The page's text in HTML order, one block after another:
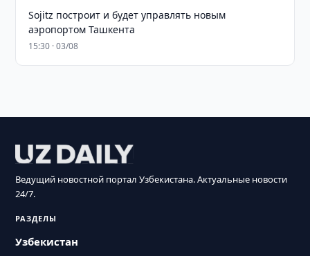
Sojitz построит и будет управлять новым
аэропортом Ташкента
15:30 · 03/08
Ведущий новостной портал Узбекистана. Актуальные новости
24/7.
РАЗДЕЛЫ
Узбекистан